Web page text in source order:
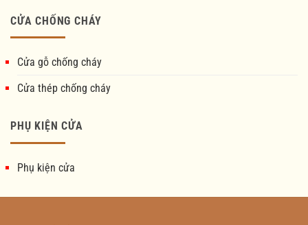
CỬA CHỐNG CHÁY
Cửa gỗ chống cháy
Cửa thép chống cháy
PHỤ KIỆN CỬA
Phụ kiện cửa